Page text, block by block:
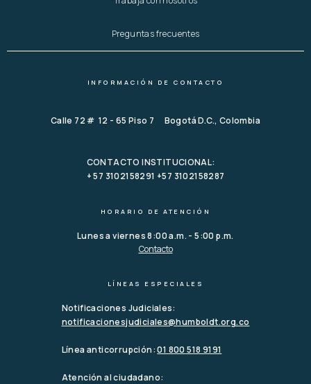
Preguntas frecuentes
INFORMACIÓN DE CONTACTO
Calle 72 # 12 - 65 Piso 7 Bogotá D.C., Colombia
CONTACTO INSTITUCIONAL:
+ 57 3102158291 +57 3102158287
HORARIO DE ATENCIÓN
Lunes a viernes 8:00 a.m. - 5:00 p.m.
Contacto
LÍNEAS ESPECIALES
Notificaciones Judiciales:
notificacionesjudiciales@humboldt.org.co
Línea anticorrupción:01 800 518 9191
Atención al ciudadano: